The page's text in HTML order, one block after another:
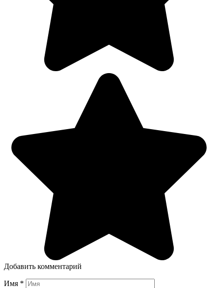
Добавить комментарий
Имя *